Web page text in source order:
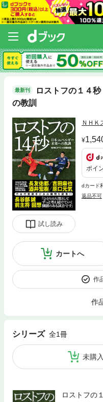
最新刊
ロストフの１４
の教訓
試し読み
ＮＨＫ
ポイ
dカード
返品不可
カートへ
作
作
シリーズ 全1冊
未購
ロストフの